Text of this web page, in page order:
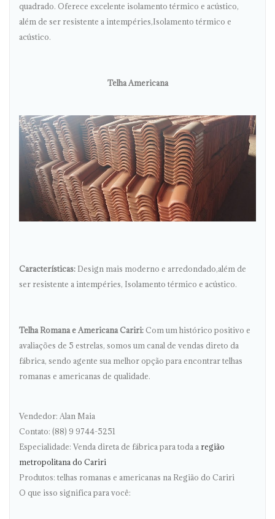
quadrado. Oferece excelente isolamento térmico e acústico,
além de ser resistente a intempéries,Isolamento térmico e
acústico.
Telha Americana
Características: Design mais moderno e arredondado,além de
ser resistente a intempéries, Isolamento térmico e acústico.
Telha Romana e Americana Cariri: Com um histórico positivo e
avaliações de 5 estrelas, somos um canal de vendas direto da
fábrica, sendo agente sua melhor opção para encontrar telhas
romanas e americanas de qualidade.
Vendedor: Alan Maia
Contato: (88) 9 9744-5251
Especialidade: Venda direta de fábrica para toda a região
metropolitana do Cariri
Produtos: telhas romanas e americanas na Região do Cariri
O que isso significa para você: